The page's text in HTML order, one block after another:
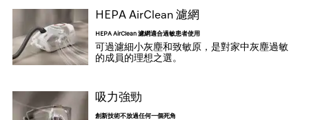
HEPA AirClean 濾網
HEPA AirClean 濾網適合過敏患者使用
可過濾細小灰塵和致敏原，是對家中灰塵過敏
的成員的理想之選。
吸力強勁
創新技術不放過任何一個死角